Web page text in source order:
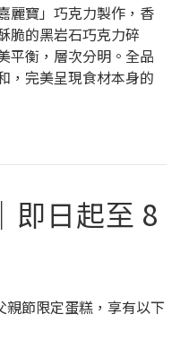
麗寶」巧克力製作，香
脆的黑岩石巧克力碎
平衡，層次分明。全品
，完美呈現食材本身的
即日起至 8
節限定蛋糕，享有以下